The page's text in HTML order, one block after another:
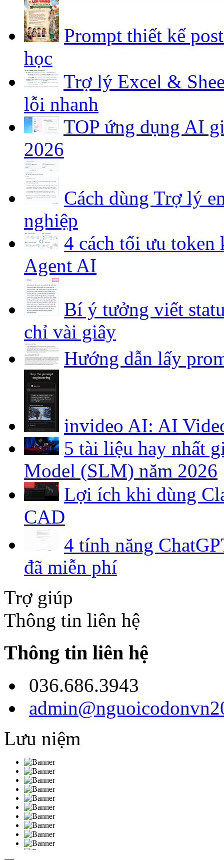
Prompt thiết kế
học
Trợ lý Excel &
lỗi nhanh
TOP ứng dụng AI
2026
Cách dùng Trợ lý
nghiệp
4 cách tối ưu
Agent AI
Bí ý tưởng viết
chỉ vài giây
Hướng dẫn lấy
invideo AI: AI
5 tài liệu hay nhất
Model (SLM) năm 2026
Lợi ích khi dùng
CAD
4 tính năng
đã miễn phí
Trợ giúp
Thông tin liên hệ
Thông tin liên hệ
036.686.3943
Lưu niệm